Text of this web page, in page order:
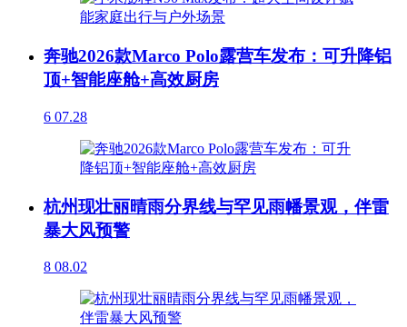
奔驰2026款Marco Polo露营车发布：可升降铝
顶+智能座舱+高效厨房
6 07.28
杭州现壮丽晴雨分界线与罕见雨幡景观，伴雷
暴大风预警
8 08.02